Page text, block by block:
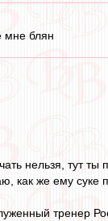
мне блян
нельзя, тут
как же ему суке
тренер